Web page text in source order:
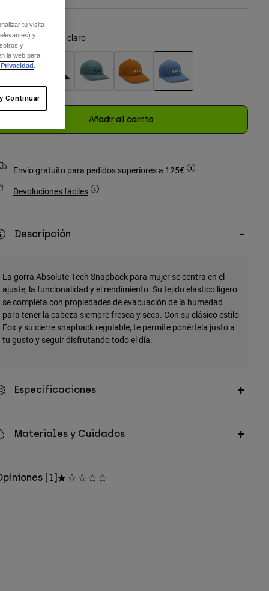
-Azul pizarra claro
Añadir al carrito
Envío gratuito para pedidos superiores a 125€
Devoluciones fáciles
Descripción
La gorra Absolute Tech Snapback para mujer se centra en el
ajuste, la funcionalidad y el rendimiento. Su tejido elástico ligero
se completa con propiedades de evacuación de la humedad
para tener la cabeza siempre fresca y seca. Con su clásico estilo
Fox y su cierre snapback regulable, te permite ponértela justo a
tu gusto y seguir disfrutando todo el día.
Especificaciones
Materiales y Cuidados
[1]
tu visita
y
y
la web para
Continuar